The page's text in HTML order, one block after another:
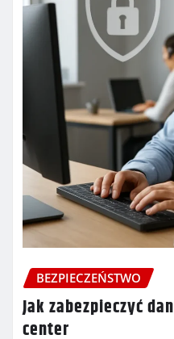
BEZPIECZEŃSTWO
Jak zabezpieczyć
center